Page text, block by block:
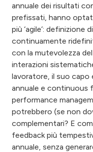
annuale dei risultati
prefissati, hanno
più ‘agile’: definizione
continuamente
con la mutevolezza
interazioni
lavoratore, il suo capo
annuale e continuous
performance
potrebbero (se non
complementari? E
feedback più
annuale, senza